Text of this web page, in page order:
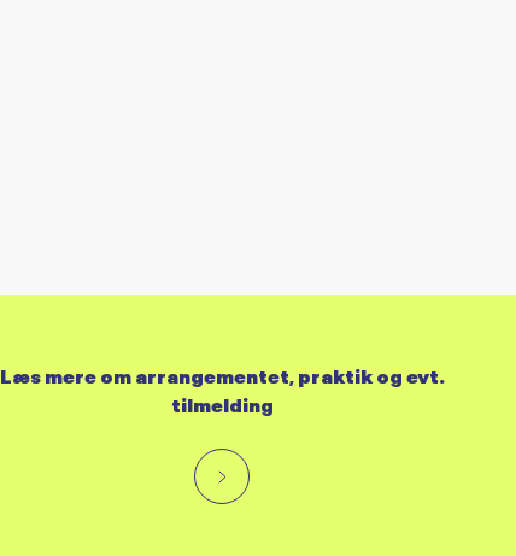
Læs mere om arrangementet, praktik og evt.
tilmelding